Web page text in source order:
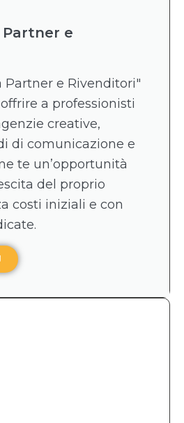
e
Partner e Rivenditori"
a professionisti
creative,
di comunicazione e
te un’opportunità
del proprio
costi iniziali e con